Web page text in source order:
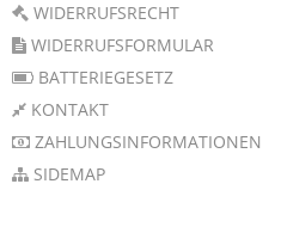
WIDERRUFSRECHT
WIDERRUFSFORMULAR
BATTERIEGESETZ
KONTAKT
ZAHLUNGSINFORMATIONEN
SIDEMAP